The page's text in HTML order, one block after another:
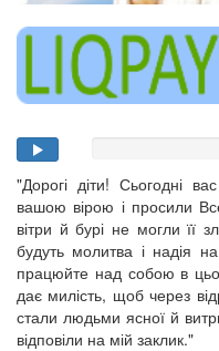
"Дорогі діти! Сьогодні
вашою вірою і просили
вітри й бурі не могли її
будуть молитва і надія
працюйте над собою в
дає милість, щоб через
стали людьми ясної й
відповіли на мій заклик."